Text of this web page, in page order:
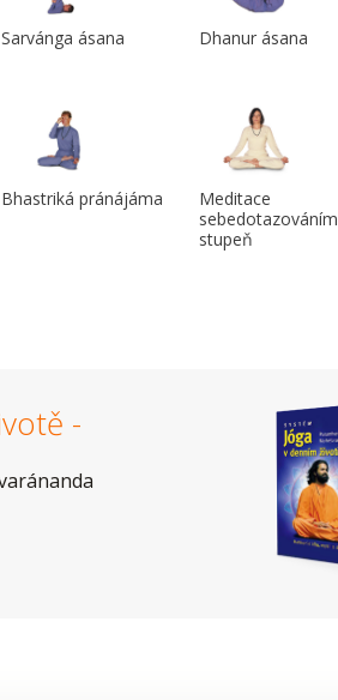
Sarvánga ásana Dhanur ásana
Bhastriká pránájáma
Meditace
stupeň
-